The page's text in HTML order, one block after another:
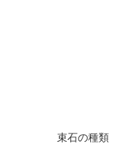
束石の種類